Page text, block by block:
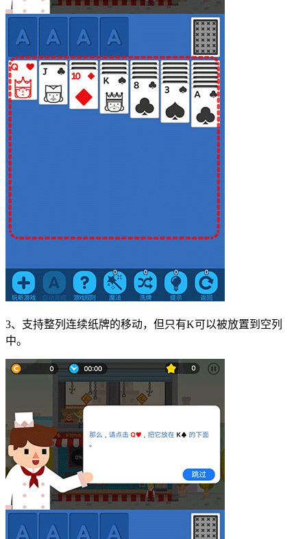
3、支持整列连续纸牌的移动，但只有K可以被放置到空列
中。